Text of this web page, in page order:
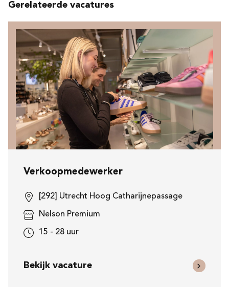
Gerelateerde vacatures
Verkoopmedewerker
[292] Utrecht Hoog Catharijnepassage
Nelson Premium
15 - 28 uur
Bekijk vacature